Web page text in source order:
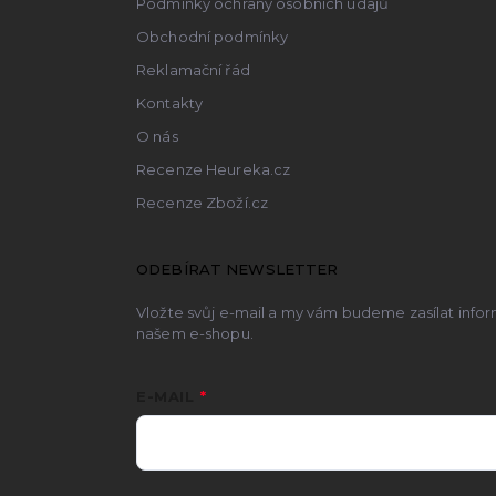
Podmínky ochrany osobních údajů
Obchodní podmínky
Reklamační řád
Kontakty
O nás
Recenze Heureka.cz
Recenze Zboží.cz
ODEBÍRAT NEWSLETTER
Vložte svůj e-mail a my vám budeme zasílat
našem e-shopu.